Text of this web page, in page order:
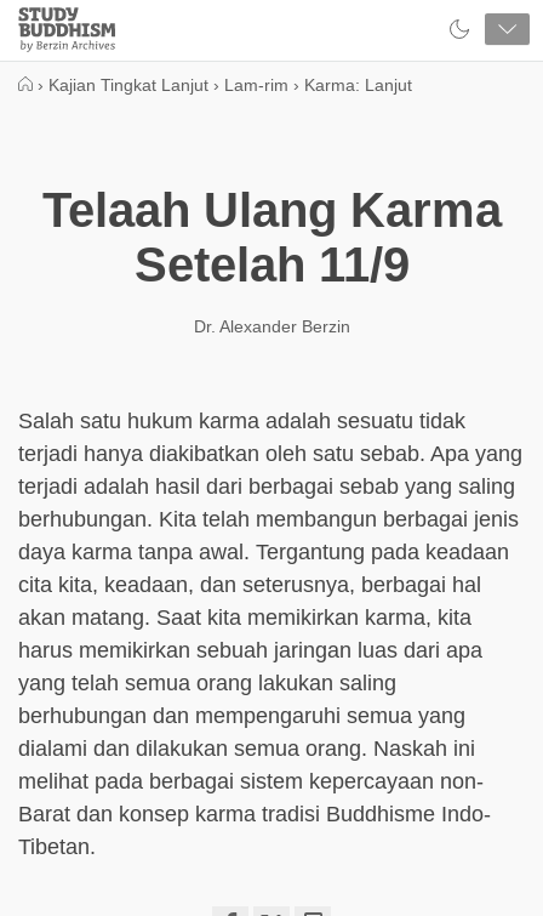
Close
Study
Buddhism
› Kajian Tingkat Lanjut › Lam-rim › Karma: Lanjut
Telaah Ulang Karma
Setelah 11/9
Dr. Alexander Berzin
Salah satu hukum karma adalah sesuatu tidak
terjadi hanya diakibatkan oleh satu sebab. Apa yang
terjadi adalah hasil dari berbagai sebab yang saling
berhubungan. Kita telah membangun berbagai jenis
daya karma tanpa awal. Tergantung pada keadaan
cita kita, keadaan, dan seterusnya, berbagai hal
akan matang. Saat kita memikirkan karma, kita
harus memikirkan sebuah jaringan luas dari apa
yang telah semua orang lakukan saling
berhubungan dan mempengaruhi semua yang
dialami dan dilakukan semua orang. Naskah ini
melihat pada berbagai sistem kepercayaan non-
Barat dan konsep karma tradisi Buddhisme Indo-
Tibetan.